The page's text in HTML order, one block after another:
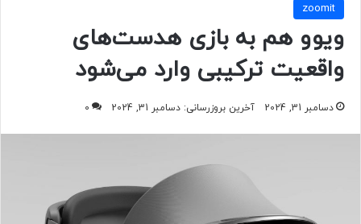
zoomit
ویوو هم به بازی هدست‌های
واقعیت ترکیبی وارد می‌شود
دسامبر 31, 2024 آخرین بروزرسانی: دسامبر 31, 2024 0